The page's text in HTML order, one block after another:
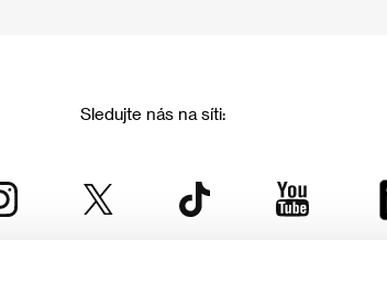
Sledujte nás na síti: